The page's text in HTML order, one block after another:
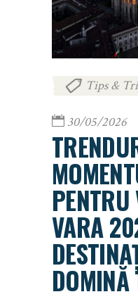
Tips &
30/05/2026
PENTRU
VARA
DOMINĂ